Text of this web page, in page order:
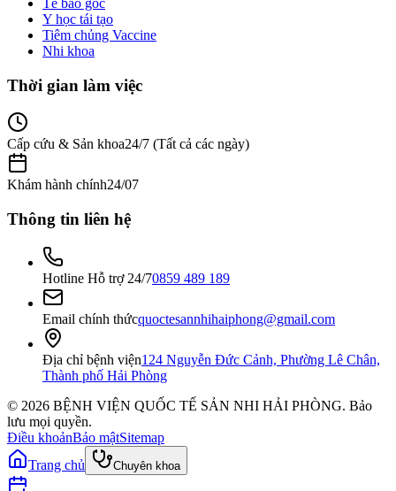
Y học tái tạo
Tiêm chủng Vaccine
Nhi khoa
Thời gian làm việc
Cấp cứu & Sản khoa24/7 (Tất cả các ngày)
Khám hành chính24/07
Thông tin liên hệ
Hotline Hỗ trợ 24/70859 489 189
Email chính thứcquoctesannhihaiphong@gmail.com
Địa chỉ bệnh viện124 Nguyễn Đức Cảnh, Phường Lê Chân,
Thành phố Hải Phòng
© 2026 BỆNH VIỆN QUỐC TẾ SẢN NHI HẢI PHÒNG. Bảo
lưu mọi quyền.
Điều khoảnBảo mậtSitemap
Trang chủ
Chuyên khoa